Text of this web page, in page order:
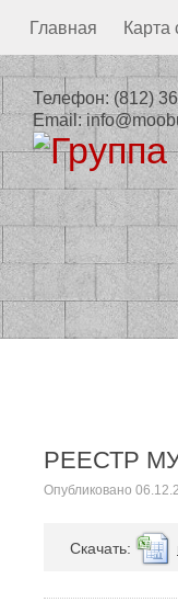
Главная Карта
Телефон:(812)
Email:
РЕЕСТР
Опубликовано
Cкачать: